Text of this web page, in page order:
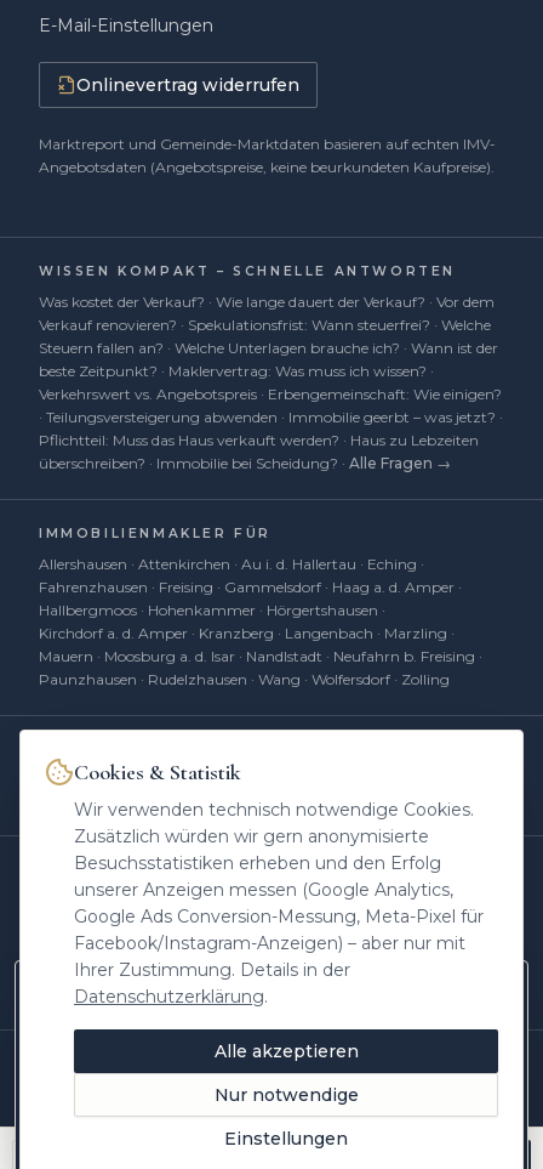
E-Mail-Einstellungen
Onlinevertrag widerrufen
Marktreport und Gemeinde-Marktdaten basieren auf echten IMV-
Angebotsdaten (Angebotspreise, keine beurkundeten Kaufpreise).
WISSEN KOMPAKT – SCHNELLE ANTWORTEN
Was kostet der Verkauf? · Wie lange dauert der Verkauf? · Vor dem
Verkauf renovieren? · Spekulationsfrist: Wann steuerfrei? · Welche
Steuern fallen an? · Welche Unterlagen brauche ich? · Wann ist der
beste Zeitpunkt? · Maklervertrag: Was muss ich wissen? ·
Verkehrswert vs. Angebotspreis · Erbengemeinschaft: Wie einigen?
· Teilungsversteigerung abwenden · Immobilie geerbt – was jetzt? ·
Pflichtteil: Muss das Haus verkauft werden? · Haus zu Lebzeiten
überschreiben? · Immobilie bei Scheidung? · Alle Fragen →
IMMOBILIENMAKLER FÜR
Allershausen · Attenkirchen · Au i. d. Hallertau · Eching ·
Fahrenzhausen · Freising · Gammelsdorf · Haag a. d. Amper ·
Hallbergmoos · Hohenkammer · Hörgertshausen ·
Kirchdorf a. d. Amper · Kranzberg · Langenbach · Marzling ·
Mauern · Moosburg a. d. Isar · Nandlstadt · Neufahrn b. Freising ·
Paunzhausen · Rudelzhausen · Wang · Wolfersdorf · Zolling
Heinrichs Immobilien
Bewertungen auf
ProvenExpert.com
UNSERE MARKEN
AgrarKapitalRetail-InvestIVrealDCreal
ErbenKompassMakleram Mikro
Immobilienim Ohr
Heinrichs Immobilien·Andreas Heinrichs
Landkreis Freising
Stand: Juni 2026
Neue Objekte zuerst auf Instagram
Marktwissen aus Freising, Einblicke hinter die
Kulissen und Objekte vor allen anderen –
folgen Sie @heinrichs.immobilien.
Jetzt folgen Später
Cookies & Statistik
Wir verwenden technisch notwendige Cookies.
Zusätzlich würden wir gern anonymisierte
Besuchsstatistiken erheben und den Erfolg
unserer Anzeigen messen (Google Analytics,
Google Ads Conversion-Messung, Meta-Pixel für
Facebook/Instagram-Anzeigen) – aber nur mit
Ihrer Zustimmung. Details in der
Datenschutzerklärung.
Alle akzeptieren
Nur notwendige
Einstellungen